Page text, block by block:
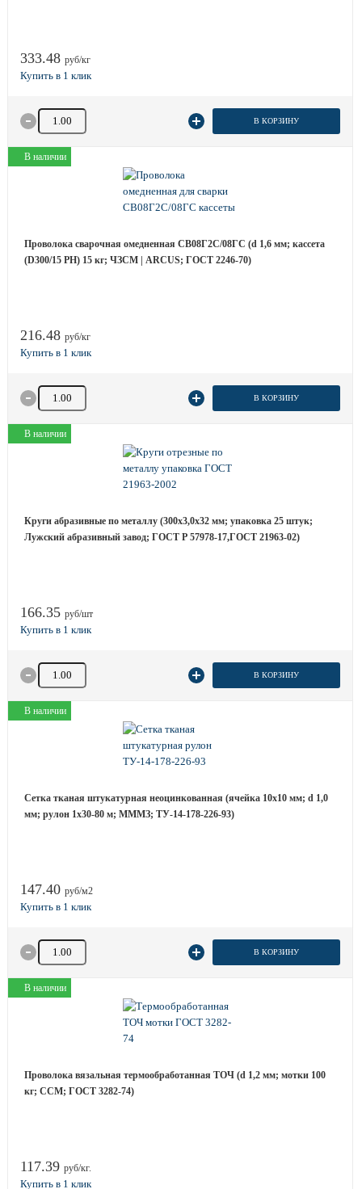
333.48 руб/кг
Количество товара В КОРЗИНУ
В наличии
Проволока сварочная омедненная СВ08Г2С/08ГС (d 1,6 мм; кассета
(D300/15 РН) 15 кг; ЧЗСМ | ARCUS; ГОСТ 2246-70)
216.48 руб/кг
Количество товара В КОРЗИНУ
В наличии
Круги абразивные по металлу (300х3,0х32 мм; упаковка 25 штук;
Лужский абразивный завод; ГОСТ Р 57978-17,ГОСТ 21963-02)
166.35 руб/шт
Количество товара В КОРЗИНУ
В наличии
Сетка тканая штукатурная неоцинкованная (ячейка 10х10 мм; d 1,0
мм; рулон 1х30-80 м; МММЗ; ТУ-14-178-226-93)
147.40 руб/м2
Количество товара В КОРЗИНУ
В наличии
Проволока вязальная термообработанная ТОЧ (d 1,2 мм; мотки 100
кг; ССМ; ГОСТ 3282-74)
117.39 руб/кг.